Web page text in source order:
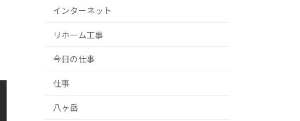
インターネット
リホーム工事
今日の仕事
仕事
八ヶ岳